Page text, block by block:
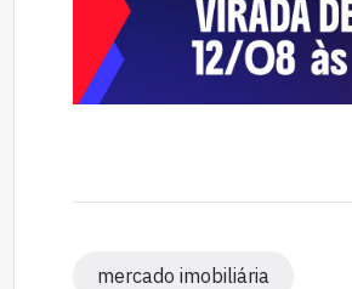
mercado imobiliária